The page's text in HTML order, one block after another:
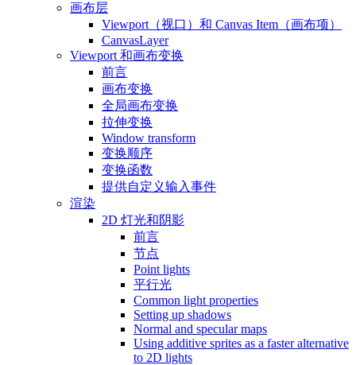
画布层
Viewport（视口）和 Canvas Item（画布项）
CanvasLayer
Viewport 和画布变换
前言
画布变换
全局画布变换
拉伸变换
Window transform
变换顺序
变换函数
提供自定义输入事件
渲染
2D 灯光和阴影
前言
节点
Point lights
平行光
Common light properties
Setting up shadows
Normal and specular maps
Using additive sprites as a faster alternative
to 2D lights